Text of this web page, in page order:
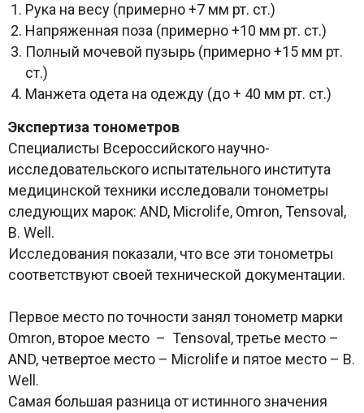
Рука на весу (примерно +7 мм рт. ст.)
Напряженная поза (примерно +10 мм рт. ст.)
Полный мочевой пузырь (примерно +15 мм рт.
ст.)
Манжета одета на одежду (до + 40 мм рт. ст.)
Экспертиза тонометров
Специалисты Всероссийского научно-
исследовательского испытательного института
медицинской техники исследовали тонометры
следующих марок: AND, Microlife, Omron, Tensoval,
B. Well.
Исследования показали, что все эти тонометры
соответствуют своей технической документации.
Первое место по точности занял тонометр марки
Omron, второе место – Tensoval, третье место –
AND, четвертое место – Microlife и пятое место – B.
Well.
Самая большая разница от истинного значения